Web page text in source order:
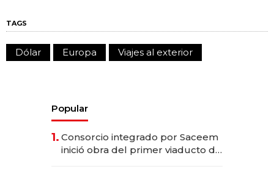
TAGS
Dólar Europa Viajes al exterior
Popular
1. Consorcio integrado por Saceem
inició obra del primer viaducto de